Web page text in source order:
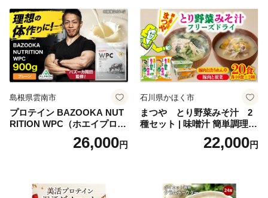
ち 本格おせち おせち予約 年
末 年始 お取り寄せ 新春 贅沢
おせち こだわりおせち 惣菜
老舗おせち ふるさと納税お
せち 御節 お節料理 正月 調理
不要 おせち料理2027
島根県雲南市
プロテイン BAZOOKA NUT
RITION WPC（ホエイプロテ
イン）＜プレーン＞ 900g｜
バズーカ岡田監修・植物由来
ロン [AIEN005]
26,000円
石川県かほく市
まつや とり野菜みそ汁 2
種セット | 味噌汁 簡単調理
お味噌 おみそ みそ とり野菜
時短料理 時短ごはん ご当地
22,000円